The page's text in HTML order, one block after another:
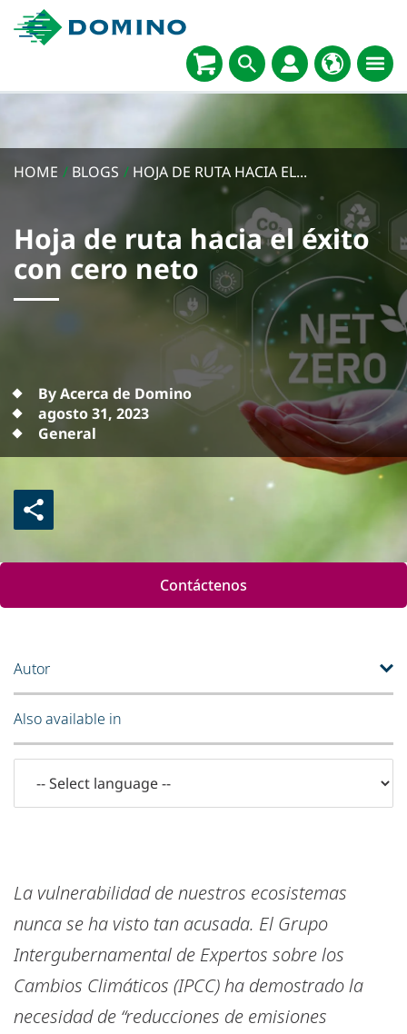
HOME / BLOGS / HOJA DE RUTA HACIA EL...
Hoja de ruta hacia el éxito
con cero neto
By Acerca de Domino
agosto 31, 2023
General
Contáctenos
La vulnerabilidad de nuestros ecosistemas
nunca se ha visto tan acusada. El Grupo
Intergubernamental de Expertos sobre los
Cambios Climáticos (IPCC) ha demostrado la
necesidad de “reducciones de emisiones
Autor
Also available in